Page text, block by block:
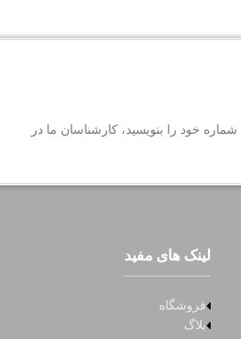
شماره خود را بنویسید، کارشناسان ما در
لینک های مفید
فروشگاه
بلاگ